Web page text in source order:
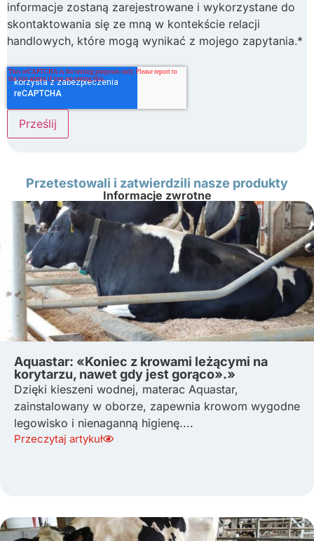
informacje zostaną zarejestrowane i wykorzystane do
skontaktowania się ze mną w kontekście relacji
handlowych, które mogą wynikać z mojego zapytania.*
Przetestowali i zatwierdzili nasze produkty
Informacje zwrotne
Aquastar: «Koniec z krowami leżącymi na
korytarzu, nawet gdy jest gorąco».»
Dzięki kieszeni wodnej, materac Aquastar,
zainstalowany w oborze, zapewnia krowom wygodne
legowisko i nienaganną higienę....
Przeczytaj artykuł